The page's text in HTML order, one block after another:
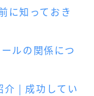
に知っておき
ルの関係につ
介 | 成功してい